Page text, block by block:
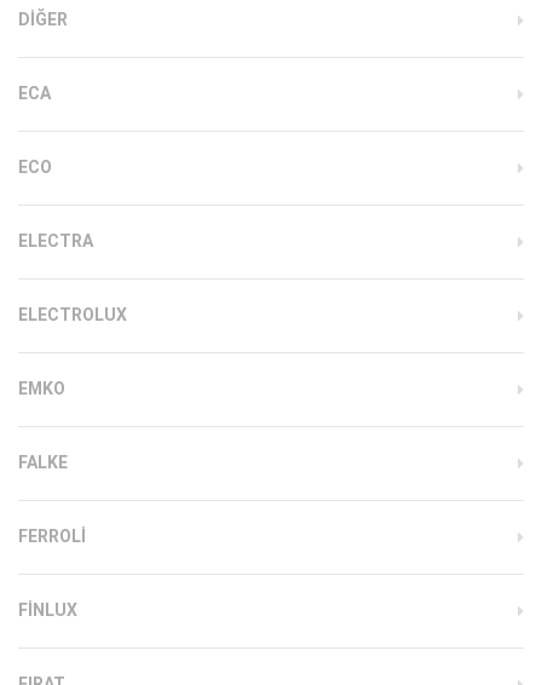
DIĞER
ECA
ECO
ELECTRA
ELECTROLUX
EMKO
FALKE
FERROLI
FINLUX